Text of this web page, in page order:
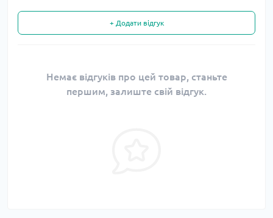
+ Додати відгук
Немає відгуків про цей товар, станьте
першим, залиште свій відгук.